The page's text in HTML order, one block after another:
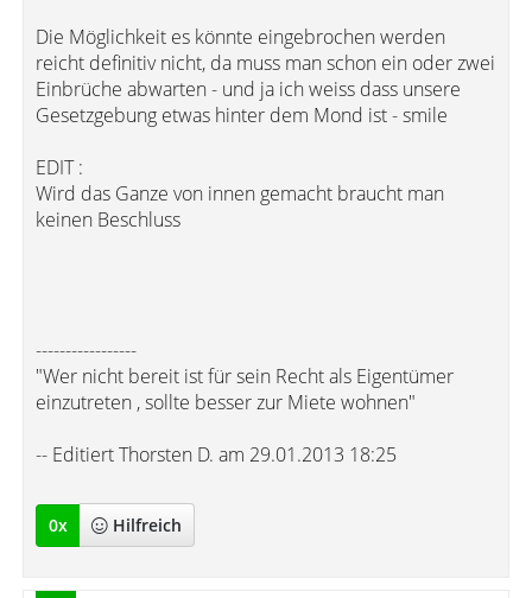
Die Möglichkeit es könnte eingebrochen werden
reicht definitiv nicht, da muss man schon ein oder zwei
Einbrüche abwarten - und ja ich weiss dass unsere
Gesetzgebung etwas hinter dem Mond ist - smile
EDIT :
Wird das Ganze von innen gemacht braucht man
keinen Beschluss
-----------------
"Wer nicht bereit ist für sein Recht als Eigentümer
einzutreten , sollte besser zur Miete wohnen"
-- Editiert Thorsten D. am 29.01.2013 18:25
0x Hilfreich